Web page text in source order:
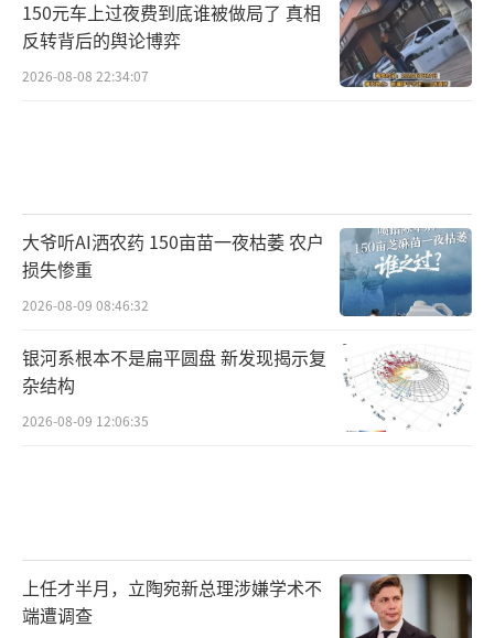
150元车上过夜费到底谁被做局了 真相
反转背后的舆论博弈
2026-08-08 22:34:07
大爷听AI洒农药 150亩苗一夜枯萎 农户
损失惨重
2026-08-09 08:46:32
银河系根本不是扁平圆盘 新发现揭示复
杂结构
2026-08-09 12:06:35
上任才半月，立陶宛新总理涉嫌学术不
端遭调查